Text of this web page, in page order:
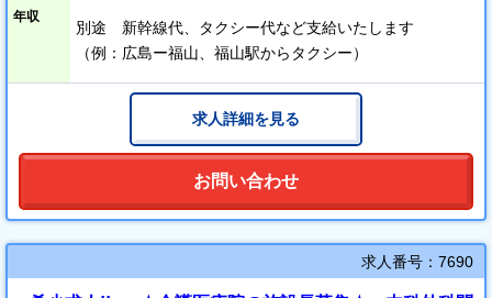
ルアップもできます。
当院は、福山地域最多のセラピスト（約190名）を揃え、社会復帰
目的のリハビリテーションを集中提供する「リハビリテーション
透析センターも併設しており、入院と外来を対応しております。
新幹線通勤も可能ですので、遠方からの医師も歓迎します！
年収
別途 新幹線代、タクシー代など支給いたします
（例：広島ー福山、福山駅からタクシー）
求人詳細を見る
お問い合わせ
求人番号：7690